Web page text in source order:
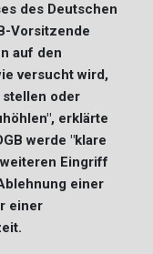
des Deutschen
Vorsitzende
auf den
versucht wird,
oder
erklärte
werde "klare
Eingriff
einer
einer